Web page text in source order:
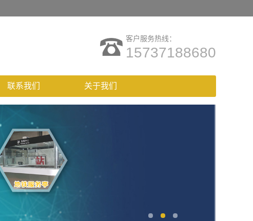
客户服务热线：
15737188680
联系我们 关于我们